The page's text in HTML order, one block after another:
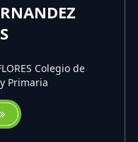
Colegio de
Primaria